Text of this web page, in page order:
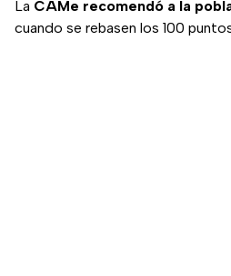
La CAMe recomendó a la
cuando se rebasen los 100